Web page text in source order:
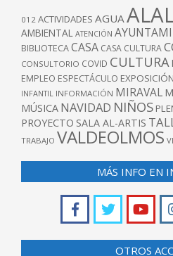
012 ACTIVIDADES AGUA
AMBIENTAL ATENCIÓN
BIBLIOTECACASA CASA CULTURA
CONSULTORIO COVID CULTURA
EMPLEO ESPECTÁCULO EXPOSICIÓN
INFANTIL INFORMACIÓN MIRAVAL
MÚSICA NAVIDAD NIÑOS
PROYECTO SALA AL-ARTIS
TRABAJO VALDEOLMOS
MÁS INFO EN
OTROS